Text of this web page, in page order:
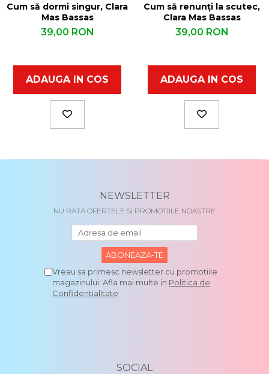
Cum să dormi singur, Clara
Mas Bassas
39,00 RON
ADAUGA IN COS
Cum să renunți la scutec,
Clara Mas Bassas
39,00 RON
ADAUGA IN COS
NEWSLETTER
NU RATA OFERTELE SI PROMOTIILE NOASTRE
Vreau sa primesc newsletter cu promotiile
magazinului. Afla mai multe in Politica de
Confidentialitate
SOCIAL